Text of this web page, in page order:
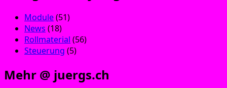
Module(51)
News (18)
Rollmaterial (56)
Steuerung (5)
Mehr @ juergs.ch